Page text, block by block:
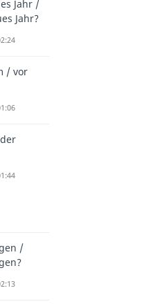
Jahr /
Jahr?
/ vor
/